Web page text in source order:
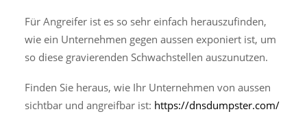
Für Angreifer ist es so sehr einfach herauszufinden,
wie ein Unternehmen gegen aussen exponiert ist, um
so diese gravierenden Schwachstellen auszunutzen.
Finden Sie heraus, wie Ihr Unternehmen von aussen
sichtbar und angreifbar ist: https://dnsdumpster.com/